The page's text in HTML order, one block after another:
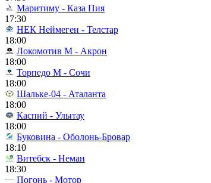
Маритиму - Каза Пия
17:30
НЕК Неймеген - Телстар
18:00
Локомотив М - Акрон
18:00
Торпедо М - Сочи
18:00
Шальке-04 - Аталанта
18:00
Каспий - Улытау
18:00
Буковина - Оболонь-Бровар
18:10
Витебск - Неман
18:30
Погонь - Мотор